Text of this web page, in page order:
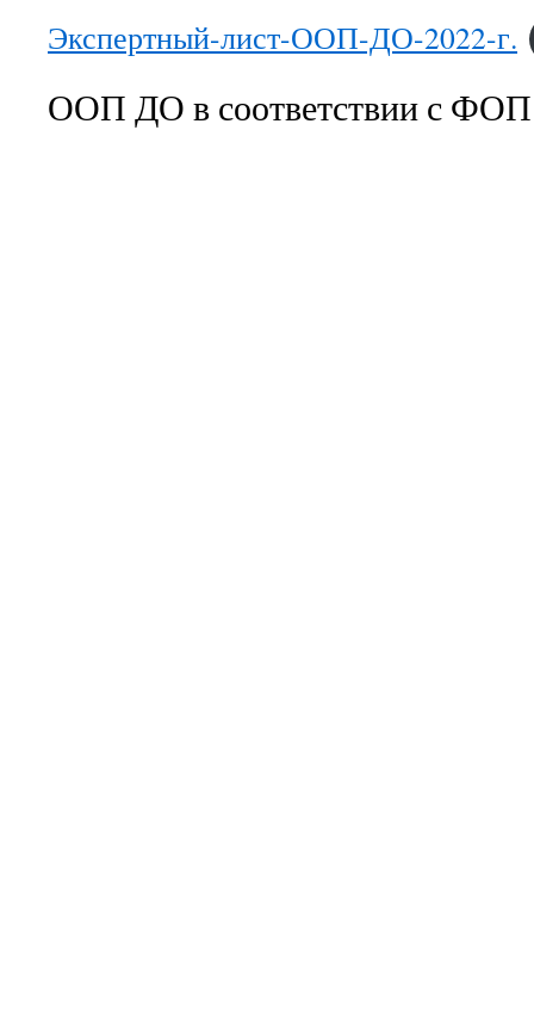
Экспертный-лист-ООП-ДО-2022-г.
ООП ДО в соответствии с